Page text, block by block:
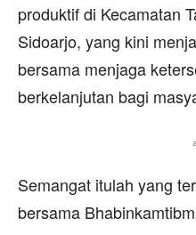
produktif di Kecamatan
Sidoarjo, yang kini
bersama menjaga
berkelanjutan bagi
Semangat itulah yang
bersama